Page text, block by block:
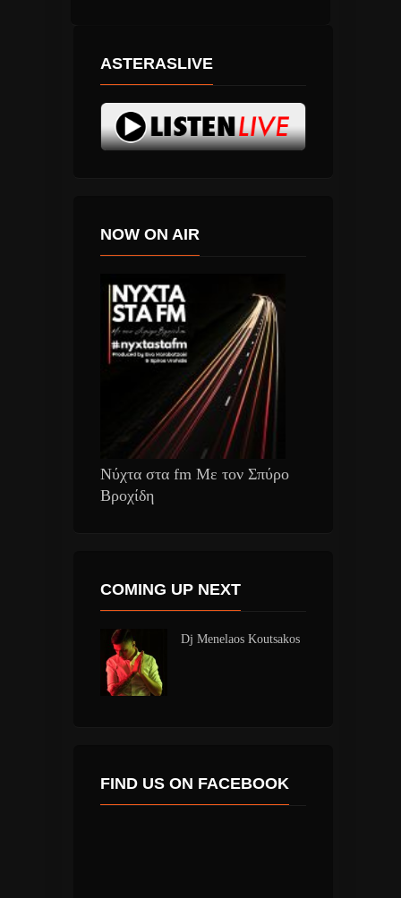
ASTERASLIVE
NOW ON AIR
Νύχτα στα fm Με τον Σπύρο
Βροχίδη
COMING UP NEXT
Dj Menelaos Koutsakos
FIND US ON FACEBOOK